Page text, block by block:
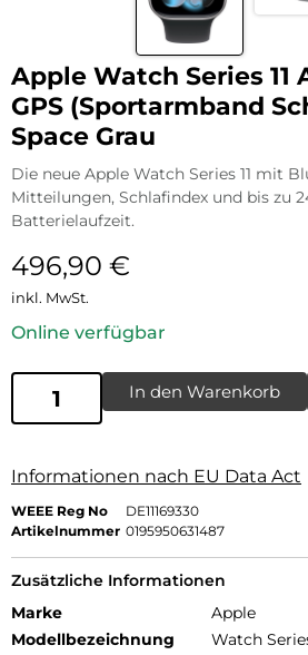
Apple Watch Series 11
GPS (Sportarmband
Space Grau
Die neue Apple Watch Series 11 mit
Mitteilungen, Schlafindex und bis zu
Batterielaufzeit.
496,90 €
inkl. MwSt.
Online verfügbar
In den Warenkorb
Informationen nach EU Data Act
WEEE Reg No
DE11169330
Artikelnummer 0195950631487
Zusätzliche Informationen
Marke
Apple
Modellbezeichnung
Watch